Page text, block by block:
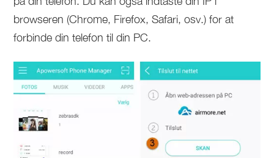
browseren (Chrome, Firefox, Safari, osv.) for at
forbinde din telefon til din PC.